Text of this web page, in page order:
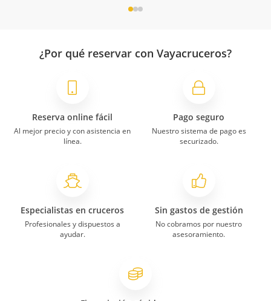
¿Por qué reservar con Vayacruceros?
Reserva online fácil
Al mejor precio y con asistencia en
línea.
Pago seguro
Nuestro sistema de pago es
securizado.
Especialistas en cruceros
Profesionales y dispuestos a
ayudar.
Sin gastos de gestión
No cobramos por nuestro
asesoramiento.